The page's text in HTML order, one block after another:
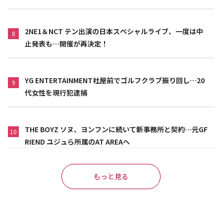
8
2NE1＆NCT テン出演の日本スペシャルライブ、一度は中
止発表も…開催が再決定！
9
YG ENTERTAINMENT社屋前でゴルフクラブ振り回し…20
代女性を現行犯逮捕
10
THE BOYZ ソヌ、ヨンフンに続いて新事務所と契約…元GF
RIEND ユジュら所属のAT AREAへ
もっと見る